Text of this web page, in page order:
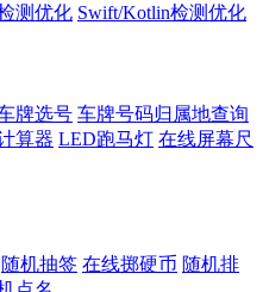
测优化 Swift/Kotlin检测优化
牌选号 车牌号码归属地查询
算器 LED跑马灯 在线屏幕尺
随机抽签 在线掷硬币 随机排